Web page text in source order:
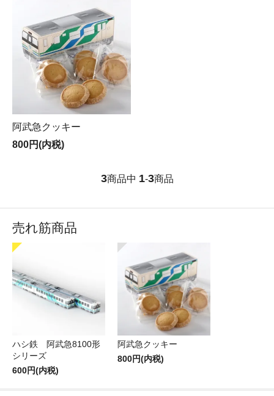
阿武急クッキー
800円(内税)
3商品中 1-3商品
売れ筋商品
ハシ鉄 阿武急8100形
シリーズ
600円(内税)
阿武急クッキー
800円(内税)